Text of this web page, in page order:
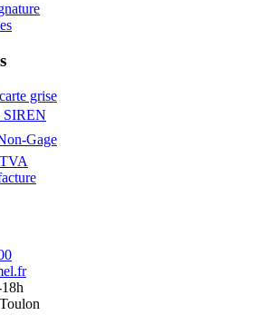
grise
SIREN
Gage